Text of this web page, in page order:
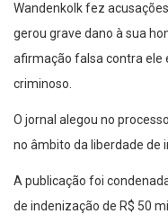
Wandenkolk fez
gerou grave dano à sua
afirmação falsa contra ele
criminoso.
O jornal alegou no
no âmbito da liberdade de
A publicação foi
de indenização de R$ 50